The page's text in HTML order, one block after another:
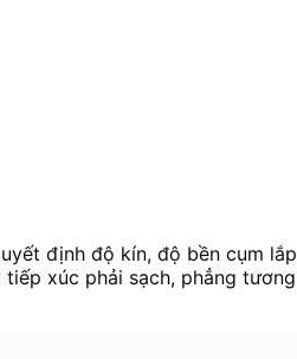
định độ kín, độ bền cụm lắp
xúc phải sạch, phẳng tương